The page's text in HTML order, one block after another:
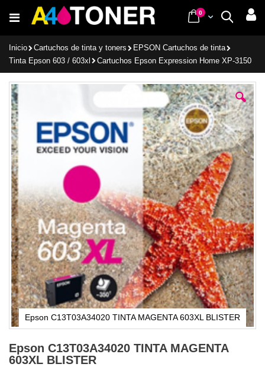
al
Buscar
Cart
0items
Inicio Cartuchos de tinta y toners
EPSON Cartuchos de tinta
Tinta Epson 603 / 603xl
Cartuchos Epson Expression Home XP-3150
Saltar
al
final
de
la
galería
de
imágenes
Epson C13T03A34020 TINTA MAGENTA 603XL BLISTER
al
comienzo
Epson C13T03A34020 TINTA MAGENTA
603XL BLISTER